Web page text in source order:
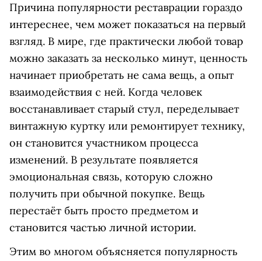
Причина популярности реставрации гораздо
интереснее, чем может показаться на первый
взгляд. В мире, где практически любой товар
можно заказать за несколько минут, ценность
начинает приобретать не сама вещь, а опыт
взаимодействия с ней. Когда человек
восстанавливает старый стул, переделывает
винтажную куртку или ремонтирует технику,
он становится участником процесса
изменений. В результате появляется
эмоциональная связь, которую сложно
получить при обычной покупке. Вещь
перестаёт быть просто предметом и
становится частью личной истории.
Этим во многом объясняется популярность